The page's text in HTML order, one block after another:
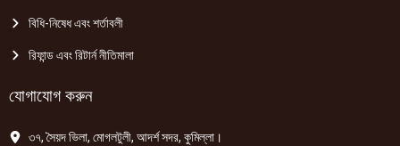
বিধি-নিষেধ এবং শর্তাবলী
রিফান্ড এবং রিটার্ন নীতিমালা
যোগাযোগ করুন
৩৭, সৈয়দ ভিলা, মোগলটুলী, আদর্শ সদর, কুমিল্লা।